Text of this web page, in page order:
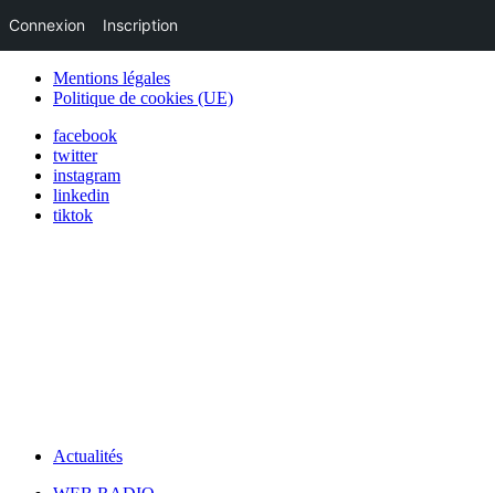
Mentions légales
Politique de cookies (UE)
facebook
twitter
instagram
linkedin
tiktok
Actualités
Connexion Inscription